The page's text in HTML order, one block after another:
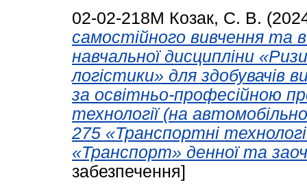
02-02-218М Козак, С. В.
самостійного вивчення та
навчальної дисципліни
логістики» для здобувачів
за освітньо-професійною
технології (на
275 «Транспортні
«Транспорт» денної та
забезпечення]